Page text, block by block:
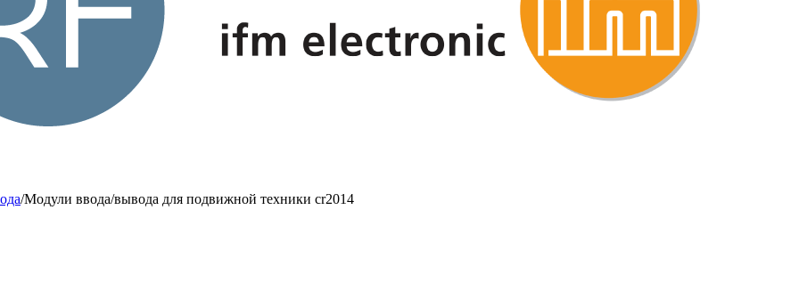
/Модули ввода/вывода для подвижной техники cr2014